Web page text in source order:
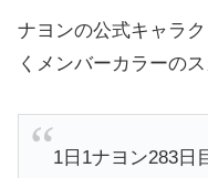
ナヨンの公式キャラ
くメンバーカラーの
1日1ナヨン283日